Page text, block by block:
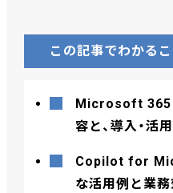
この記事でわかるこ
Microsoft 365
容と、導入・活
Copilot for
な活用例と業